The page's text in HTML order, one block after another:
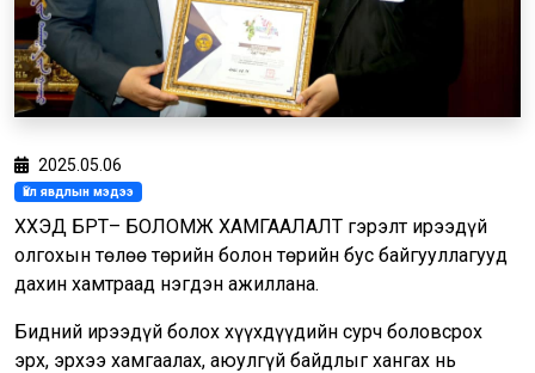
2025.05.06
Үйл явдлын мэдээ
ХҮҮХЭД БҮРТ– БОЛОМЖ ХАМГААЛАЛТ гэрэлт ирээдүй
олгохын төлөө төрийн болон төрийн бус байгууллагууд
дахин хамтраад нэгдэн ажиллана.
Бидний ирээдүй болох хүүхдүүдийн сурч боловсрох
эрх, эрхээ хамгаалах, аюулгүй байдлыг хангах нь